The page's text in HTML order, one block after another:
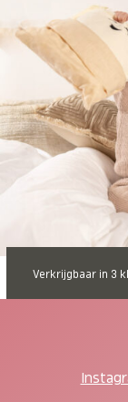
Verkrijgbaar in 3